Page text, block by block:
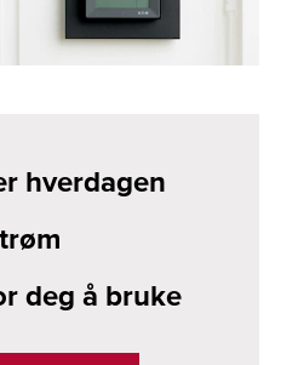
hverdagen
deg å bruke